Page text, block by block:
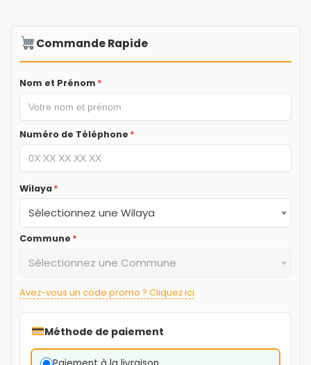
Commande Rapide
Nom et Prénom *
Numéro de Téléphone *
Wilaya*
Sélectionnez une Wilaya
Commune *
Sélectionnez une Commune
Avez-vous un code promo ? Cliquez ici
Méthode de paiement